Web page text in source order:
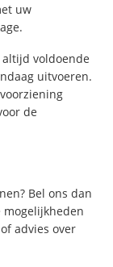
uw
altijd voldoende
uitvoeren.
de
Bel ons dan
advies over